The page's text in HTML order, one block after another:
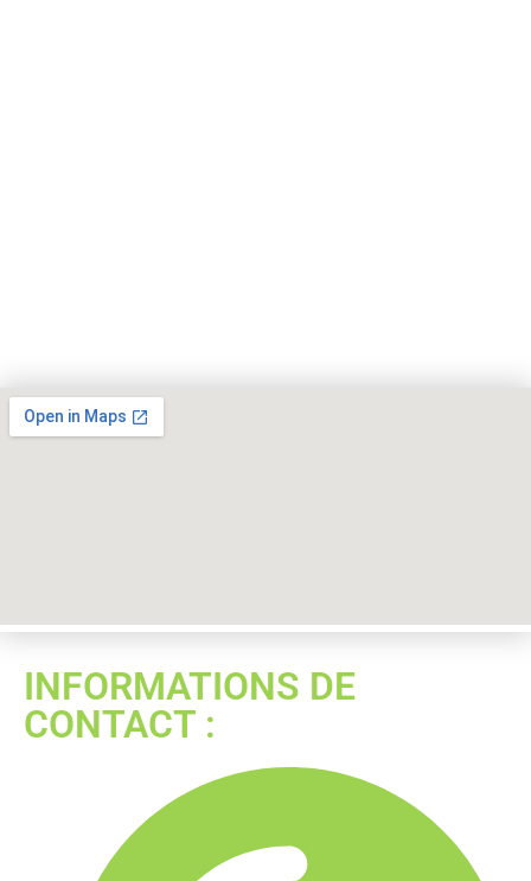
INFORMATIONS DE
CONTACT :